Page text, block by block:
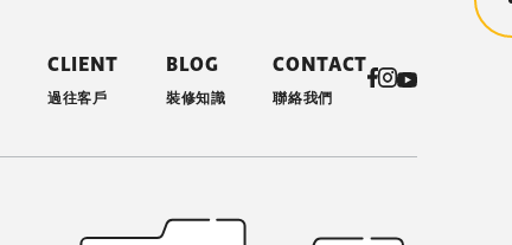
CLIENT
過往客戶
BLOG
裝修知識
CONTACT
聯絡我們